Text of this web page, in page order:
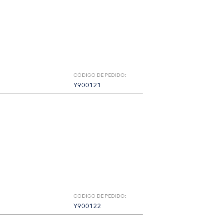
CÓDIGO DE PEDIDO:
Y900121
CÓDIGO DE PEDIDO:
Y900122